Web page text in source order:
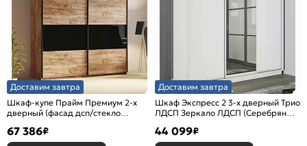
Доставим завтра
Шкаф-купе Прайм Премиум 2-х
дверный (фасад дсп/стекло
Табачный
67 386₽
Доставим завтра
Шкаф Экспресс 2 3-х дверный Трио
ЛДСП Зеркало ЛДСП (Серебряный
1800x2200x600
44 099₽